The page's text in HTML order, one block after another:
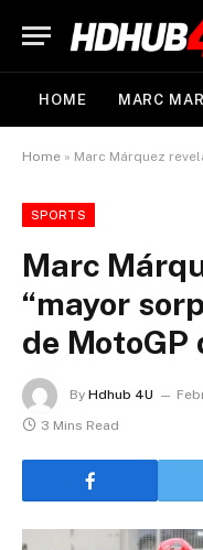
HOME MARC
Home » Marc Márquez revela
SPORTS
Marc
“mayor
de MotoGP
By Hdhub 4U
3 Mins Read